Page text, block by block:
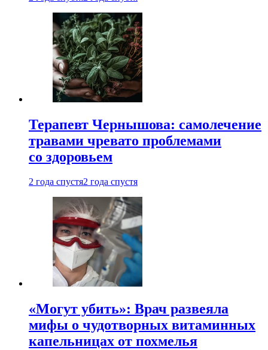
Терапевт Чернышова: самолечение
травами чревато проблемами
со здоровьем
2 года спустя2 года спустя
«Могут убить»: Врач развеяла
мифы о чудотворных витаминных
капельницах от похмелья